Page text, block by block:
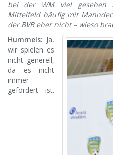
bei der WM viel gesehen
Mittelfeld häufig mit
der BVB eher nicht – wieso
Hummels: Ja,
wir spielen es
nicht generell,
da es nicht
immer
gefordert ist.